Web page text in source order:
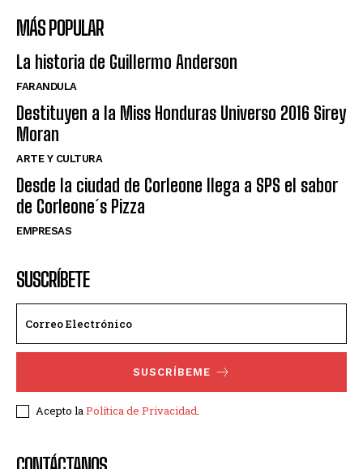
MÁS POPULAR
La historia de Guillermo Anderson
FARANDULA
Destituyen a la Miss Honduras Universo 2016 Sirey
Moran
ARTE Y CULTURA
Desde la ciudad de Corleone llega a SPS el sabor
de Corleone´s Pizza
EMPRESAS
SUSCRÍBETE
SUSCRÍBEME
Acepto laPolítica de Privacidad.